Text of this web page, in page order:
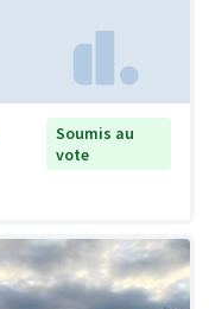
Soumis au
vote